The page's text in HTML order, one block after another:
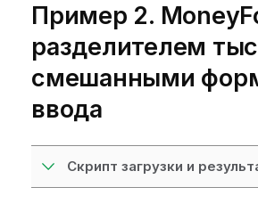
Пример 2.
разделителем
смешанными
ввода
Скрипт загрузки и